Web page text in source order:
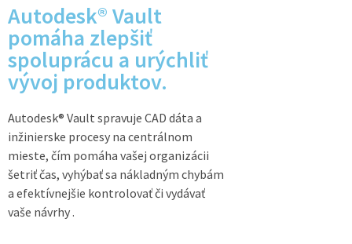
Autodesk® Vault
pomáha zlepšiť
spoluprácu a urýchliť
vývoj produktov.
Autodesk® Vault spravuje CAD dáta a
inžinierske procesy na centrálnom
mieste, čím pomáha vašej organizácii
šetriť čas, vyhýbať sa nákladným chybám
a efektívnejšie kontrolovať či vydávať
vaše návrhy .